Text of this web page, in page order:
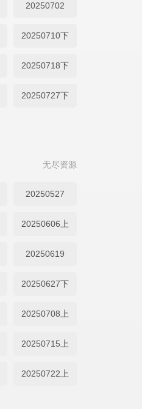
20250702
20250710下
20250718下
20250727下
无尽资源
20250527
20250606上
20250619
20250627下
20250708上
20250715上
20250722上